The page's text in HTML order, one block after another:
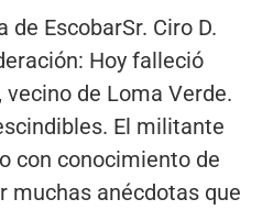
de EscobarSr. Ciro D.
Hoy falleció
de Loma Verde.
El militante
con conocimiento de
muchas anécdotas que